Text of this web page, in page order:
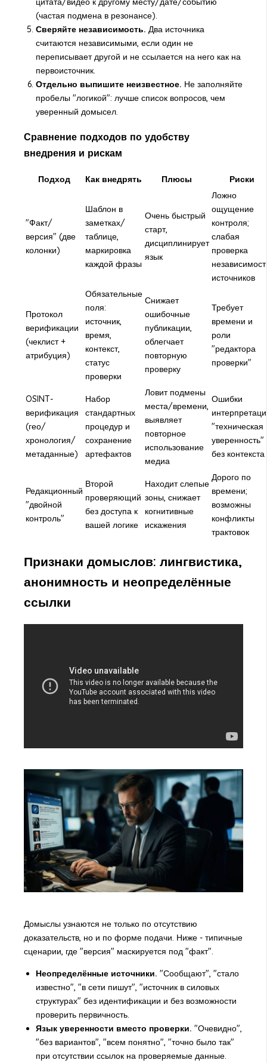
(частая подмена в резонансе).
Сверяйте независимость. Два источника
считаются независимыми, если один не
переписывает другой и не ссылается на него как на
первоисточник.
Отдельно выпишите неизвестное. Не заполняйте
пробелы "логикой": лучше список вопросов, чем
уверенный домысел.
Сравнение подходов по удобству
внедрения и рискам
Подход Как внедрять Плюсы Риски
"Факт/
версия" (две
колонки)
Шаблон в
заметках/
таблице,
маркировка
каждой фразы
Очень быстрый
старт,
дисциплинирует
язык
Ложно
ощущение
контроля;
слабая
проверка
источников
Протокол
верификации
(чеклист +
атрибуция)
Обязательные
поля:
источник,
время,
контекст,
статус
проверки
Снижает
ошибочные
публикации,
облегчает
повторную
проверку
Требует
времени и
роли
"редактора
проверки"
OSINT-
верификация
(гео/
хронология/
метаданные)
Набор
стандартных
процедур и
сохранение
артефактов
Ловит подмены
места/времени,
выявляет
повторное
использование
медиа
Ошибки
"техническая
уверенность"
без контекста
Редакционный
"двойной
контроль"
Второй
проверяющий
без доступа к
вашей логике
Находит слепые
зоны, снижает
когнитивные
искажения
Дорого по
времени;
возможны
конфликты
трактовок
Признаки домыслов: лингвистика,
анонимность и неопределённые
ссылки
Домыслы узнаются не только по отсутствию
доказательств, но и по форме подачи. Ниже - типичные
сценарии, где "версия" маскируется под "факт".
Неопределённые источники. "Сообщают", "стало
известно", "в сети пишут", "источник в силовых
структурах" без идентификации и без возможности
проверить первичность.
Язык уверенности вместо проверки. "Очевидно",
"без вариантов", "всем понятно", "точно было так"
при отсутствии ссылок на проверяемые данные.